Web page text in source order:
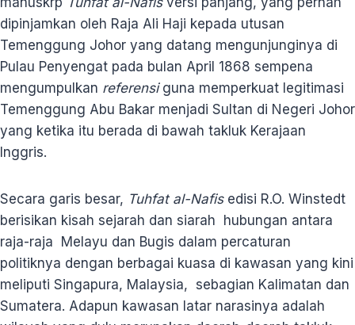
dipinjamkan oleh Raja Ali Haji kepada utusan
Temenggung Johor yang datang mengunjunginya di
Pulau Penyengat pada bulan April 1868 sempena
mengumpulkan referensi guna memperkuat legitimasi
Temenggung Abu Bakar menjadi Sultan di Negeri Johor
yang ketika itu berada di bawah takluk Kerajaan
Inggris.
Secara garis besar, Tuhfat al-Nafisedisi R.O. Winstedt
berisikan kisah sejarah dan siarah hubungan antara
raja-raja Melayu dan Bugis dalam percaturan
politiknya dengan berbagai kuasa di kawasan yang kini
meliputi Singapura, Malaysia, sebagian Kalimatan dan
Sumatera. Adapun kawasan latar narasinya adalah